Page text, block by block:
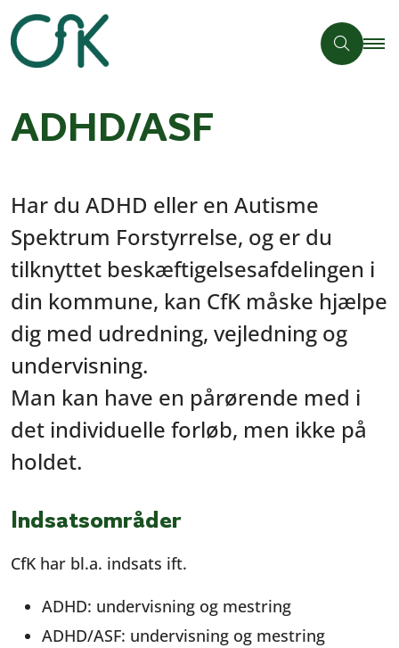
ADHD/ASF
Har du ADHD eller en Autisme
Spektrum Forstyrrelse, og er du
tilknyttet beskæftigelsesafdelingen i
din kommune, kan CfK måske hjælpe
dig med udredning, vejledning og
undervisning.
Man kan have en pårørende med i
det individuelle forløb, men ikke på
holdet.
Indsatsområder
CfK har bl.a. indsats ift.
ADHD: undervisning og mestring
ADHD/ASF: undervisning og mestring